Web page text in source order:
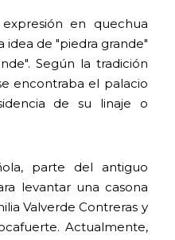
en quechua
idea de "piedra grande"
Según la tradición
encontraba el palacio
de su linaje o
parte del antiguo
levantar una casona
Valverde Contreras y
Actualmente,